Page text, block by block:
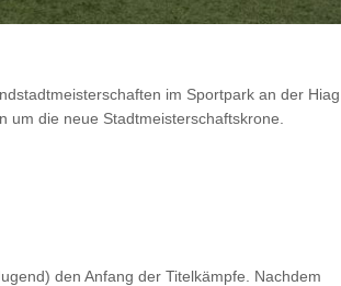
im Sportpark an der Hiag
um die neue Stadtmeisterschaftskrone.
den Anfang der Titelkämpfe. Nachdem